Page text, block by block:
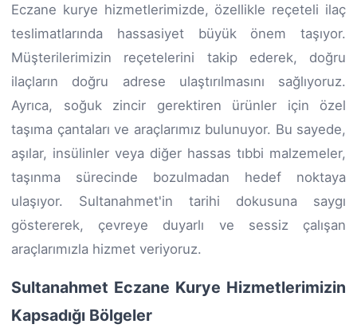
Eczane kurye hizmetlerimizde, özellikle reçeteli ilaç
teslimatlarında hassasiyet büyük önem taşıyor.
Müşterilerimizin reçetelerini takip ederek, doğru
ilaçların doğru adrese ulaştırılmasını sağlıyoruz.
Ayrıca, soğuk zincir gerektiren ürünler için özel
taşıma çantaları ve araçlarımız bulunuyor. Bu sayede,
aşılar, insülinler veya diğer hassas tıbbi malzemeler,
taşınma sürecinde bozulmadan hedef noktaya
ulaşıyor. Sultanahmet'in tarihi dokusuna saygı
göstererek, çevreye duyarlı ve sessiz çalışan
araçlarımızla hizmet veriyoruz.
Sultanahmet Eczane Kurye Hizmetlerimizin
Kapsadığı Bölgeler